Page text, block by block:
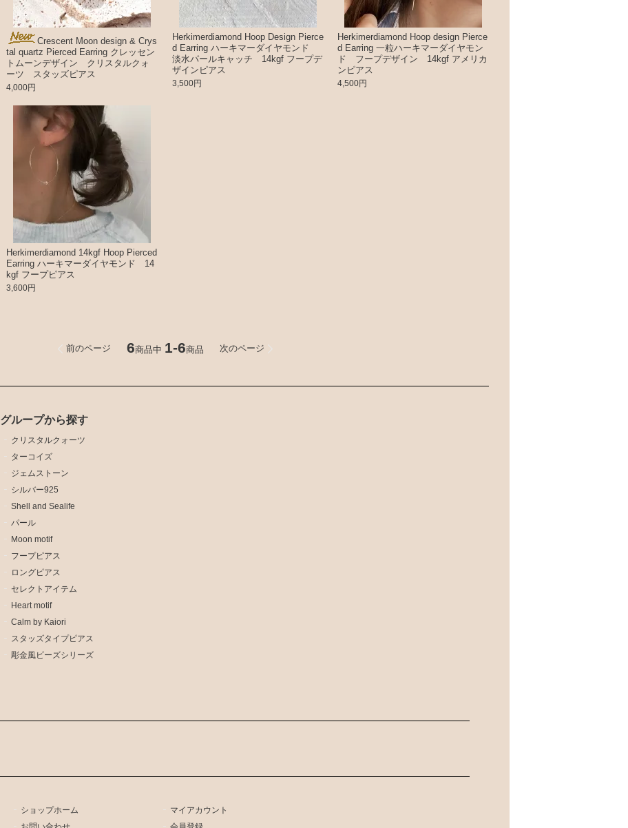
Crescent Moon design & Crys
tal quartz Pierced Earring クレッセン
トムーンデザイン クリスタルクォ
ーツ スタッズピアス
4,000円
Herkimerdiamond Hoop Design Pierce
d Earring ハーキマーダイヤモンド
淡水パールキャッチ 14kgf フープデ
ザインピアス
3,500円
Herkimerdiamond Hoop design Pierce
d Earring 一粒ハーキマーダイヤモン
ド フープデザイン 14kgf アメリカ
ンピアス
4,500円
Herkimerdiamond 14kgf Hoop Pierced
Earring ハーキマーダイヤモンド 14
kgf フープピアス
3,600円
前のページ 6商品中 1-6商品 次のページ
グループから探す
クリスタルクォーツ
ターコイズ
ジェムストーン
シルバー925
Shell and Sealife
パール
Moon motif
フープピアス
ロングピアス
セレクトアイテム
Heart motif
Calm by Kaiori
スタッズタイプピアス
彫金風ビーズシリーズ
ショップホーム
マイアカウント